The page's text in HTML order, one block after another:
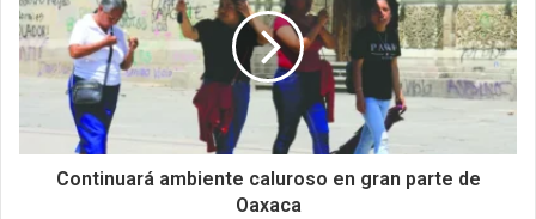
Continuará ambiente caluroso en gran parte de
Oaxaca